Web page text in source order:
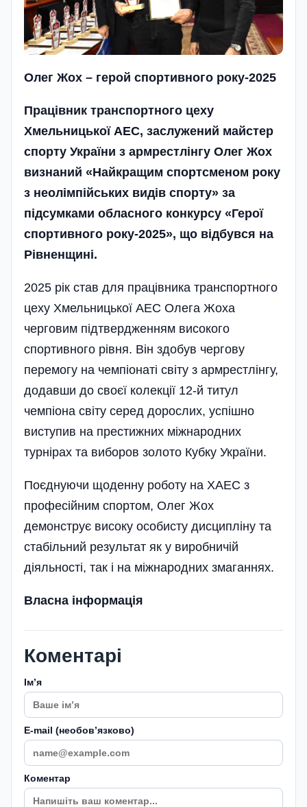
Олег Жох – герой спортивного року-2025
Працівник транспортного цеху
Хмельницької АЕС, заслужений майстер
спорту України з армрестлінгу Олег Жох
визнаний «Найкращим спортсменом року
з неолімпійських видів спорту» за
підсумками обласного конкурсу «Герої
спортивного року-2025», що відбувся на
Рівненщині.
2025 рік став для працівника транспортного
цеху Хмельницької АЕС Олега Жоха
черговим підтвердженням високого
спортивного рівня. Він здобув чергову
перемогу на чемпіонаті світу з армрестлінгу,
додавши до своєї колекції 12-й титул
чемпіона світу серед дорослих, успішно
виступив на престижних міжнародних
турнірах та виборов золото Кубку України.
Поєднуючи щоденну роботу на ХАЕС з
професійним спортом, Олег Жох
демонструє високу особисту дисципліну та
стабільний результат як у виробничій
діяльності, так і на міжнародних змаганнях.
Власна інформація
Коментарі
Імʼя
E-mail (необовʼязково)
Коментар